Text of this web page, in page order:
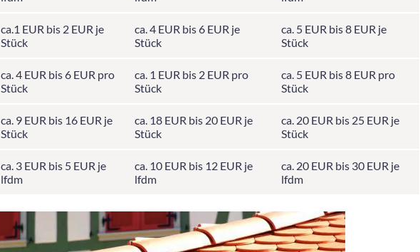
ca.1 EUR bis 2 EUR je
Stück
ca. 4 EUR bis 6 EUR je
Stück
ca. 5 EUR bis 8 EUR je
Stück
ca. 4 EUR bis 6 EUR pro
Stück
ca. 1 EUR bis 2 EUR pro
Stück
ca. 5 EUR bis 8 EUR pro
Stück
ca. 9 EUR bis 16 EUR je
Stück
ca. 18 EUR bis 20 EUR je
Stück
ca. 20 EUR bis 25 EUR je
Stück
ca. 3 EUR bis 5 EUR je
lfdm
ca. 10 EUR bis 12 EUR je
lfdm
ca. 20 EUR bis 30 EUR je
lfdm